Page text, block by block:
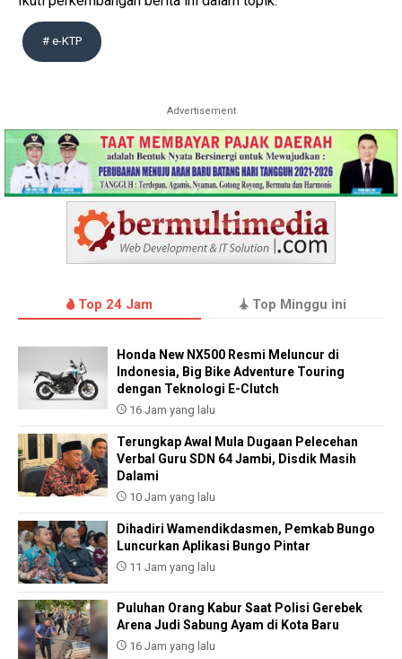
# e-KTP
Advertisement
Top 24 Jam Top Minggu ini
Honda New NX500 Resmi Meluncur di
Indonesia, Big Bike Adventure Touring
dengan Teknologi E-Clutch
16 Jam yang lalu
Terungkap Awal Mula Dugaan Pelecehan
Verbal Guru SDN 64 Jambi, Disdik Masih
Dalami
10 Jam yang lalu
Dihadiri Wamendikdasmen, Pemkab Bungo
Luncurkan Aplikasi Bungo Pintar
11 Jam yang lalu
Puluhan Orang Kabur Saat Polisi Gerebek
Arena Judi Sabung Ayam di Kota Baru
16 Jam yang lalu